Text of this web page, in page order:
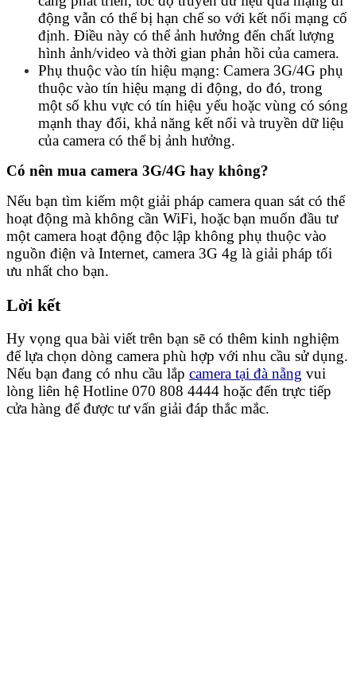
động vẫn có thể bị hạn chế so với kết nối mạng cố
định. Điều này có thể ảnh hưởng đến chất lượng
hình ảnh/video và thời gian phản hồi của camera.
Phụ thuộc vào tín hiệu mạng: Camera 3G/4G phụ
thuộc vào tín hiệu mạng di động, do đó, trong
một số khu vực có tín hiệu yếu hoặc vùng có sóng
mạnh thay đổi, khả năng kết nối và truyền dữ liệu
của camera có thể bị ảnh hưởng.
Có nên mua camera 3G/4G hay không?
Nếu bạn tìm kiếm một giải pháp camera quan sát có thể
hoạt động mà không cần WiFi, hoặc bạn muốn đầu tư
một camera hoạt động độc lập không phụ thuộc vào
nguồn điện và Internet, camera 3G 4g là giải pháp tối
ưu nhất cho bạn.
Lời kết
Hy vọng qua bài viết trên bạn sẽ có thêm kinh nghiệm
để lựa chọn dòng camera phù hợp với nhu cầu sử dụng.
Nếu bạn đang có nhu cầu lắp camera tại đà nẵng vui
lòng liên hệ Hotline 070 808 4444 hoặc đến trực tiếp
cửa hàng để được tư vấn giải đáp thắc mắc.